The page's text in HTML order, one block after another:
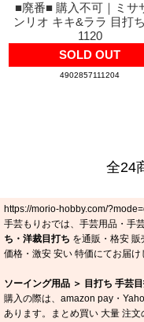
■廃番■ 購入不可｜ミサ
ンリオ キキ&ララ 目打
1120
SOLD OUT
4902857111204
全24
https://morio-hobby.com/
手芸もりおでは、手芸用品・手
ち・洋裁目打ち を通販・格安 販
価格・激安 安い 特価にてお届け
ソーイング用品 ＞ 目打ち 手芸
購入の際は、amazon pay・
あります。まとめ買い 大量 注